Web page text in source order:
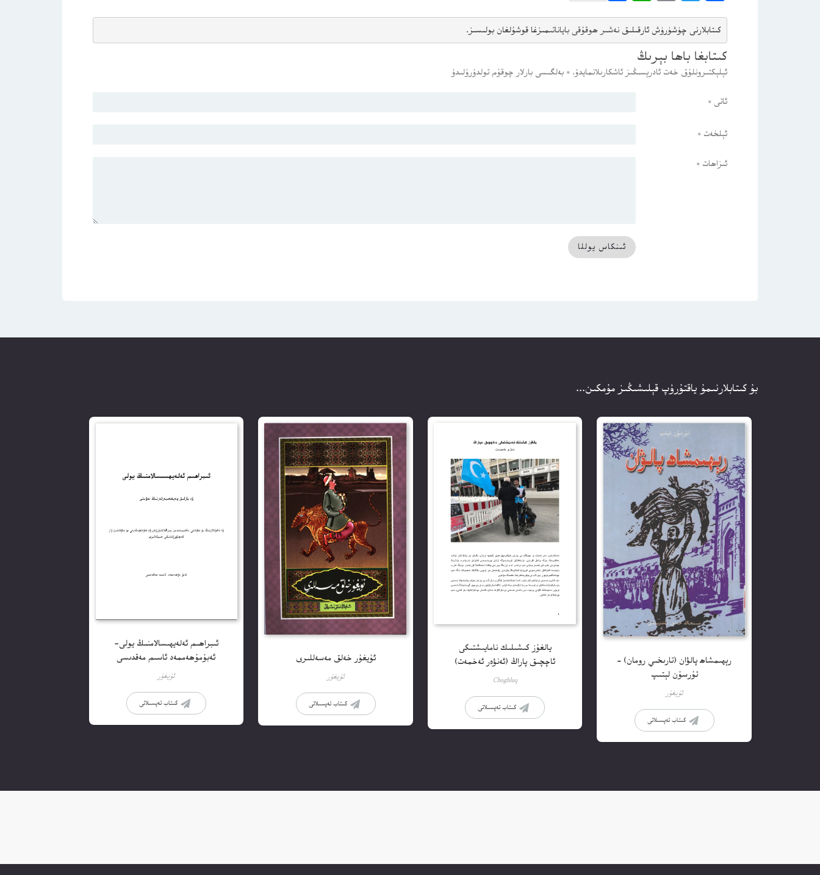
كىتابلارنى چۈشۈرۈش ئارقىلىق نەشىر ھوقۇقى باياناتىمىزغا قوشۇلغان بولىسىز.
كىتابغا باھا بېرىڭ
ئېلېكتىرونلۇق خەت ئادرېسىڭىز ئاشكارىلانمايدۇ. * بەلگىسى بارلار چوقۇم تولدۇرۇلىدۇ
ئاتى *
ئېلخەت *
ئىزاھات *
بۇ كىتابلارنىمۇ ياقتۇرۇپ قېلىشىڭىز مۇمكىن...
رېھىمشاھ پالۋان (تارىخىي رومان) –
تۇرسۇن لېتىپ
ئۇيغۇر
كىتاب تەپسىلاتى
يالغۇز كىشىلىك نامايىشتىكى
ئاچچىق پاراڭ (ئەنۋەر ئەخمەت)
Choghluq
كىتاب تەپسىلاتى
ئۇيغۇر خەلق مەسەللىرى
ئۇيغۇر
كىتاب تەپسىلاتى
ئىبراھىم ئەلەيھىسالامنىڭ يولى-
ئەبۇمۇھەممەد ئاسىم مەقدىسى
ئۇيغۇر
كىتاب تەپسىلاتى